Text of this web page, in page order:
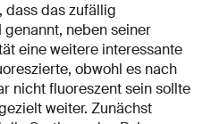
dass das zufällig
genannt, neben seiner
eine weitere interessante
obwohl es nach
nicht fluoreszent sein sollte
weiter. Zunächst